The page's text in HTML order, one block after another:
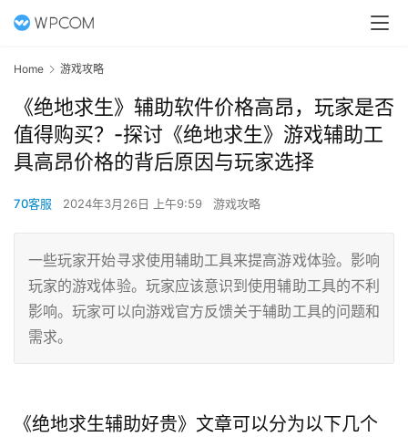
Home 游戏攻略
《绝地求生》辅助软件价格高昂，玩家是否
值得购买？-探讨《绝地求生》游戏辅助工
具高昂价格的背后原因与玩家选择
70客服 2024年3月26日 上午9:59 游戏攻略
一些玩家开始寻求使用辅助工具来提高游戏体验。影响
玩家的游戏体验。玩家应该意识到使用辅助工具的不利
影响。玩家可以向游戏官方反馈关于辅助工具的问题和
需求。
《绝地求生辅助好贵》文章可以分为以下几个